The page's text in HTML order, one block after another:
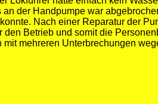
an der Handpumpe war
Nach einer Reparatur der
den Betrieb und somit die
mit mehreren Unterbrechungen